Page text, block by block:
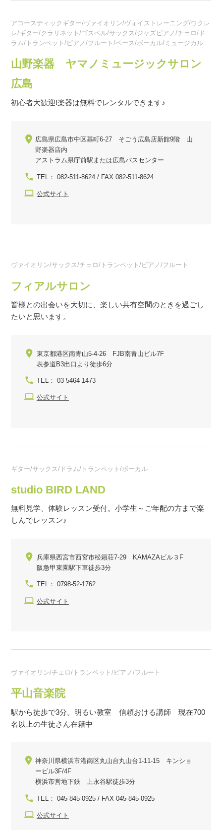
アコースティックギター/ヴァイオリン/ヴォイストレーニング/ウクレ
レ/ギター/クラリネット/ゴスペル/サックス/ジャズピアノ/チェロ/ド
ラム/トランペット/ピアノ/フルート/ベース/ボーカル/ミュージカル
山野楽器 ヤマノミュージックサロン
広島
初心者大歓迎!楽器は無料でレンタルできます♪
広島県広島市中区基町6-27 そごう広島店新館9階 山
野楽器店内
アストラム県庁前駅または広島バスセンター
TEL： 082-511-8624 / FAX 082-511-8624
公式サイト
ヴァイオリン/サックス/チェロ/トランペット/ピアノ/フルート
フィアルサロン
皆様との出会いを大切に、楽しい共有空間のときを過ごし
たいと思います。
東京都港区南青山5-4-26 FJB南青山ビル7F
表参道B3出口より徒歩6分
TEL： 03-5464-1473
公式サイト
ギター/サックス/ドラム/トランペット/ボーカル
studio BIRD LAND
無料見学、体験レッスン受付。小学生～ご年配の方まで楽
しんでレッスン♪
兵庫県西宮市西宮市松籟荘7-29 KAMAZAビル３F
阪急甲東園駅下車徒歩3分
TEL： 0798-52-1762
公式サイト
ヴァイオリン/チェロ/トランペット/ピアノ/フルート
平山音楽院
駅から徒歩で3分。明るい教室 信頼おける講師 現在700
名以上の生徒さん在籍中
神奈川県横浜市港南区丸山台丸山台1-11-15 キンショ
ービル3F/4F
横浜市営地下鉄 上永谷駅徒歩3分
TEL： 045-845-0925 / FAX 045-845-0925
公式サイト